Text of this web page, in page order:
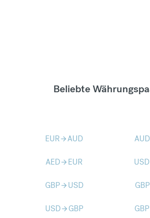
Beliebte
EURarrow_forwardAUD AUD
AEDarrow_forward EUR USD
GBParrow_forward USD GBP
USDarrow_forward GBP GBP